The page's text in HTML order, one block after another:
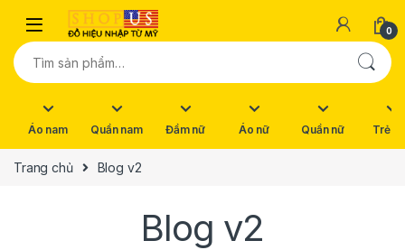
Skip to navigation
Skip to content
0
Tìm kiếm:
Áo nam Quần nam Đầm nữ Áo nữ Quần nữ Trẻ
Trang chủ Blog v2
Blog v2